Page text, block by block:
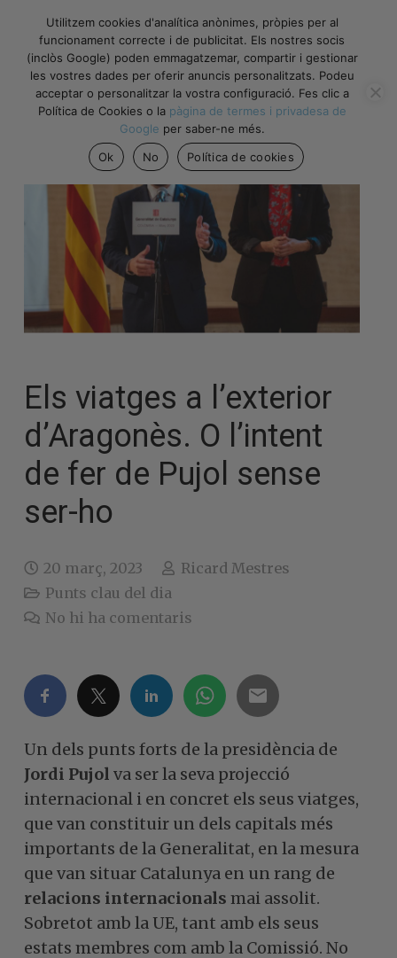
Els viatges a l’exterior
d’Aragonès. O l’intent
de fer de Pujol sense
ser-ho
20 març, 2023
Ricard Mestres
Punts clau del dia
No hi ha comentaris
Un dels punts forts de la presidència de
Jordi Pujol va ser la seva projecció
internacional i en concret els seus viatges,
que van constituir un dels capitals més
importants de la Generalitat, en la mesura
que van situar Catalunya en un rang de
relacions internacionals mai assolit.
Sobretot amb la UE, tant amb els seus
estats membres com amb la Comissió. No
Utilitzem cookies d'analítica anònimes, pròpies per al
funcionament correcte i de publicitat. Els nostres socis
(inclòs Google) poden emmagatzemar, compartir i gestionar
les vostres dades per oferir anuncis personalitzats. Podeu
acceptar o personalitzar la vostra configuració. Fes clic a
Política de Cookies o la pàgina de termes i privadesa de
Google per saber-ne més.
Ok
No Política de cookies